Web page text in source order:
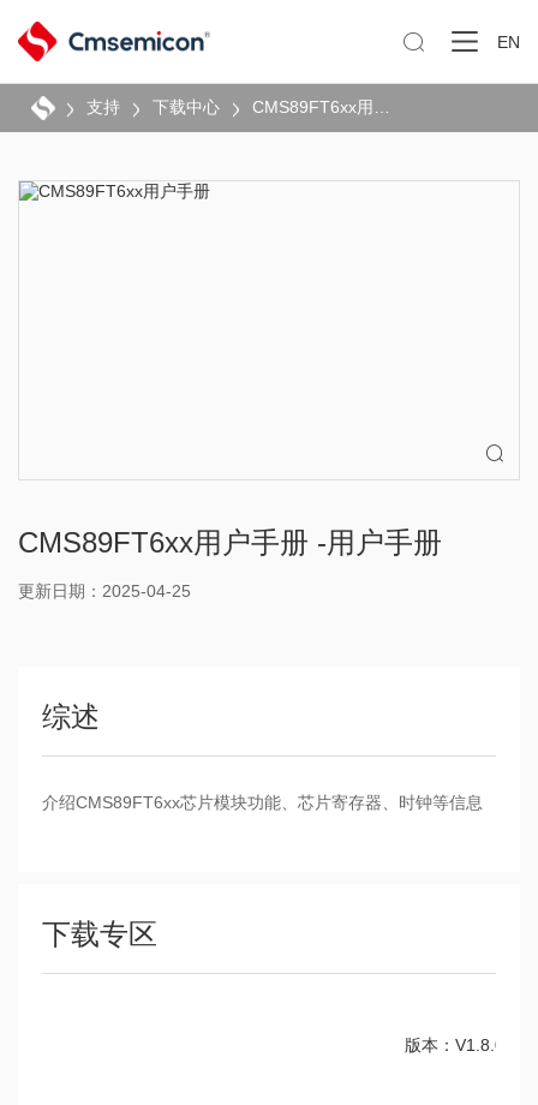
 EN
支持 下载中心

CMS89FT6xx用户手册 -用户手册
更新日期：2025-04-25
综述
介绍CMS89FT6xx芯片模块功能、芯片寄存器、时钟等信息
下载专区
版本：V1.8.0